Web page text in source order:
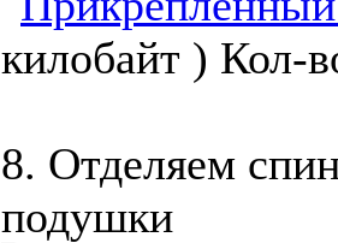
килобайт ) Кол-
8. Отделяем
подушки